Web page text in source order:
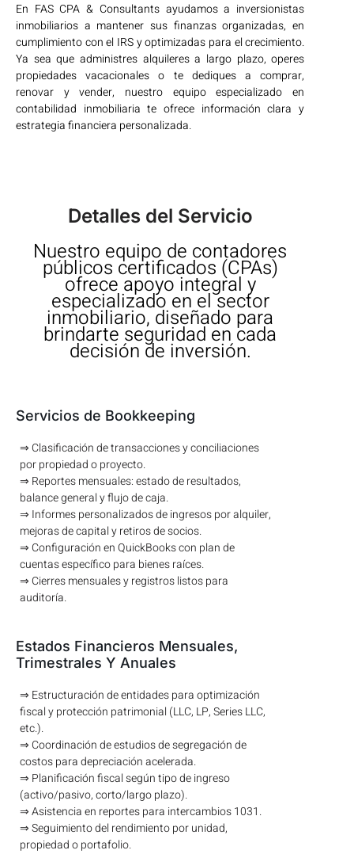
En FAS CPA & Consultants ayudamos a inversionistas
inmobiliarios a mantener sus finanzas organizadas, en
cumplimiento con el IRS y optimizadas para el crecimiento.
Ya sea que administres alquileres a largo plazo, operes
propiedades vacacionales o te dediques a comprar,
renovar y vender, nuestro equipo especializado en
contabilidad inmobiliaria te ofrece información clara y
estrategia financiera personalizada.
Detalles del Servicio
Nuestro equipo de contadores
públicos certificados (CPAs)
ofrece apoyo integral y
especializado en el sector
inmobiliario, diseñado para
brindarte seguridad en cada
decisión de inversión.
Servicios de Bookkeeping
⇒ Clasificación de transacciones y conciliaciones
por propiedad o proyecto.
⇒ Reportes mensuales: estado de resultados,
balance general y flujo de caja.
⇒ Informes personalizados de ingresos por alquiler,
mejoras de capital y retiros de socios.
⇒ Configuración en QuickBooks con plan de
cuentas específico para bienes raíces.
⇒ Cierres mensuales y registros listos para
auditoría.
Estados Financieros Mensuales,
Trimestrales Y Anuales
⇒ Estructuración de entidades para optimización
fiscal y protección patrimonial (LLC, LP, Series LLC,
etc.).
⇒ Coordinación de estudios de segregación de
costos para depreciación acelerada.
⇒ Planificación fiscal según tipo de ingreso
(activo/pasivo, corto/largo plazo).
⇒ Asistencia en reportes para intercambios 1031.
⇒ Seguimiento del rendimiento por unidad,
propiedad o portafolio.